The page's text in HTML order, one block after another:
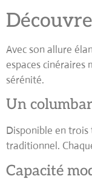
Avec son allure
espaces
sérénité.
Un
Disponible en trois
traditionnel.
Capacité